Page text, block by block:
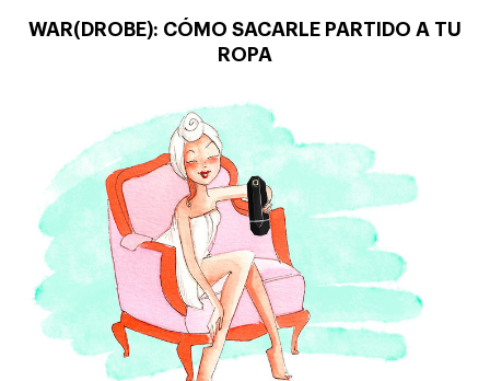
WAR(DROBE): CÓMO SACARLE PARTIDO A TU
ROPA